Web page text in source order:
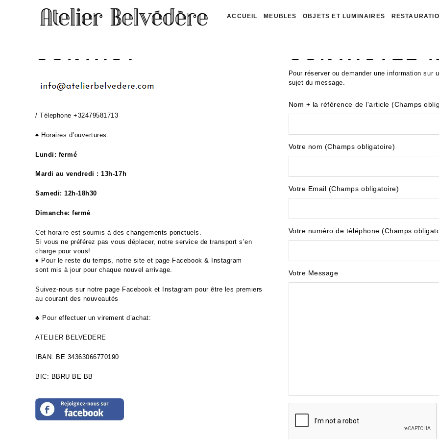
ACCUEIL MEUBLES OBJETS ET LUMINAIRES
CONTACT
/ Télephone +32479581713
♠ Horaires d’ouvertures:
Lundi: fermé
M ardi au vendredi : 13h-17h
Samedi: 12h-18h30
Dimanche: fermé
Cet horaire est soumis à des changements ponctuels.
Si vous ne préférez pas vous déplacer, notre service de transport s’en
charge pour vous!
♦ Pour le reste du temps, notre site et page Facebook & Instagram
sont mis à jour pour chaque nouvel arrivage.
Suivez-nous sur notre page Facebook et Instagram pour être les premiers
au courant des nouveautés
♣ Pour effectuer un virement d’achat:
ATELIER BELVEDERE
IBAN: BE 34363066770190
BIC: BBRU BE BB
CONTACTEZ-
Pour réserver ou demander une information
sujet du message.
Nom + la référence de l'article (Champs
Votre nom (Champs obligatoire)
Votre Email (Champs obligatoire)
Votre numéro de téléphone (Champs
Votre Message